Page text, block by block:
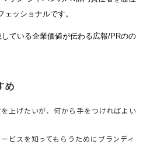
ェッショナルです。
ている企業価値が伝わる広報/PRのの
め
上げたいが、何から手をつければよい
ビスを知ってもらうためにブランディ